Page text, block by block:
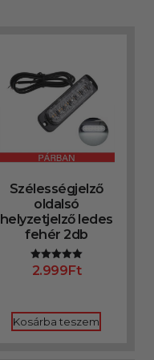
Szélességjelző
oldalsó
helyzetjelző ledes
fehér 2db
Értékelés:
5.00
2.999Ft
Kosárba teszem